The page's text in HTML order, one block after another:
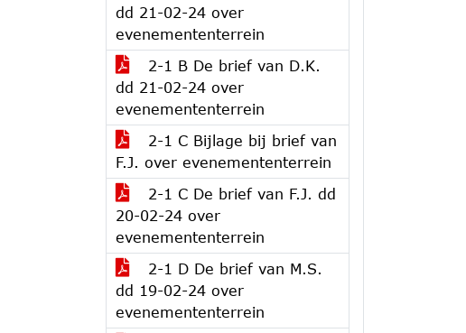
dd 21-02-24 over
evenemententerrein
2-1 B De brief van D.K.
dd 21-02-24 over
evenemententerrein
2-1 C Bijlage bij brief van
F.J. over evenemententerrein
2-1 C De brief van F.J. dd
20-02-24 over
evenemententerrein
2-1 D De brief van M.S.
dd 19-02-24 over
evenemententerrein